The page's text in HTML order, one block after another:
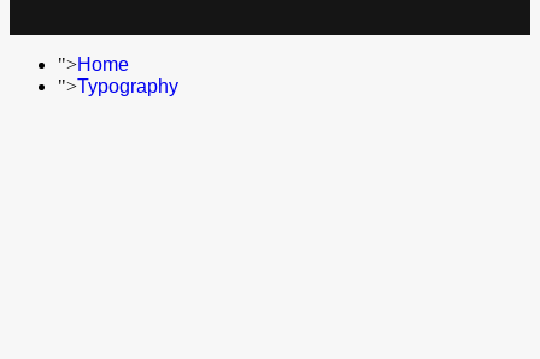
">Home
">Typography